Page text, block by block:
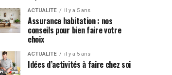
ACTUALITE il y a 5 ans
Assurance habitation : nos
conseils pour bien faire votre
choix
ACTUALITE il y a 5 ans
Idées d’activités à faire chez soi